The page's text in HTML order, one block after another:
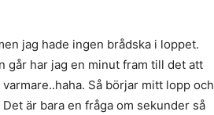
jag hade ingen brådska i loppet.
går har jag en minut fram till det att
Så börjar mitt lopp och
är bara en fråga om sekunder så